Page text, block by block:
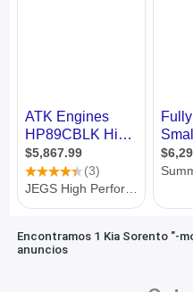
Encontramos 1 Kia Sorento "-
anuncios